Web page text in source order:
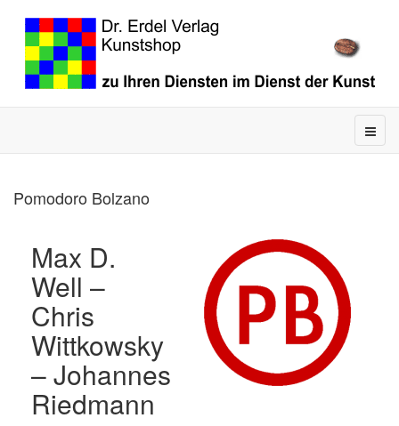
Pomodoro Bolzano
Max D.
Well –
Chris
Wittkowsky
– Johannes
Riedmann